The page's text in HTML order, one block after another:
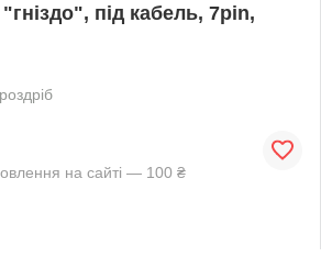
під кабель, 7pin,
на сайті — 100 ₴